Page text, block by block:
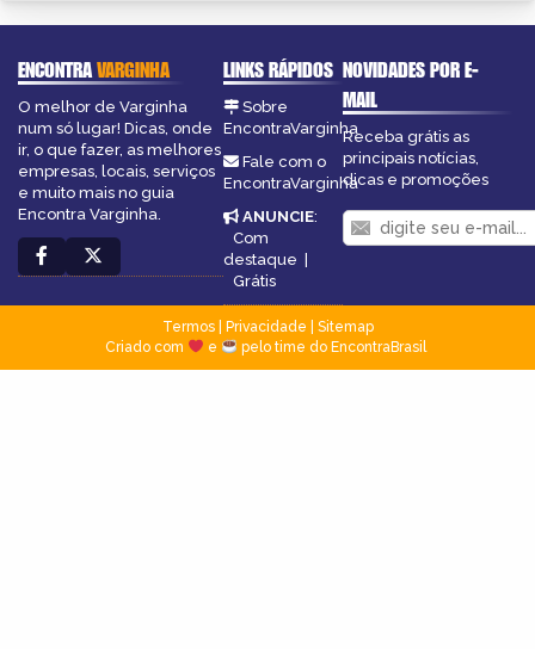
ENCONTRAVARGINHA
O melhor de Varginha
num só lugar! Dicas, onde
ir, o que fazer, as melhores
empresas, locais, serviços
e muito mais no guia
Encontra Varginha.
LINKS RÁPIDOS
Sobre
EncontraVarginha
Fale com o
EncontraVarginha
ANUNCIE:
Com
destaque |
Grátis
NOVIDADES POR E-
MAIL
Receba grátis as
principais notícias,
dicas e promoções
Termos| Privacidade
Sitemap
Criado com
e pelo time do EncontraBrasil